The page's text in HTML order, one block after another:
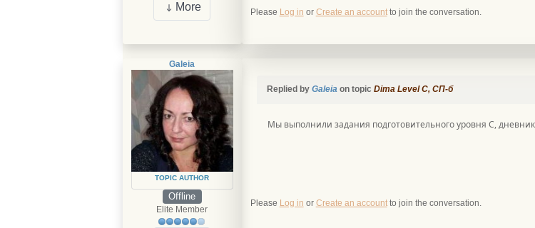
More Please Log in or Create an accountto join the conversation.
Galeia
TOPIC AUTHOR
Offline
Elite Member
Replied by Galeiaon topic Dima Level С, СП-б
Мы выполнили задания подготовительного уровня С,
Please Log in or Create an accountto join the conversation.